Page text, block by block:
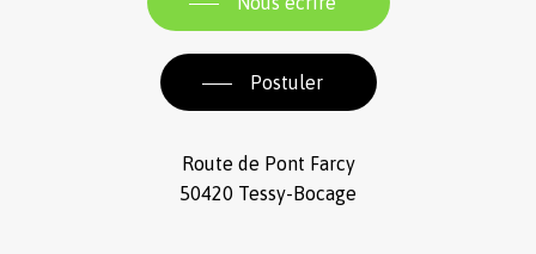
Postuler
Route de Pont Farcy
50420 Tessy-Bocage